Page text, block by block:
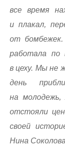
все время
и плакал,
от
работала по
в цеху. Мы не
день
на молодежь,
отстояли
своей
Нина